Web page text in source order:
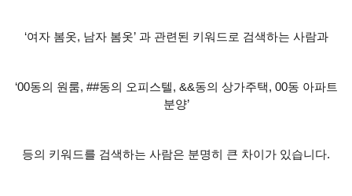
‘여자 봄옷, 남자 봄옷’ 과 관련된 키워드로 검색하는 사람과
‘00동의 원룸, ##동의 오피스텔, &&동의 상가주택, 00동 아파트
분양’
등의 키워드를 검색하는 사람은 분명히 큰 차이가 있습니다.